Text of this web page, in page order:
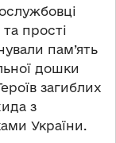
прості
пам’ять
дошки
загиблих
з
України.